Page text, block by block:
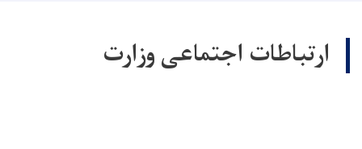
ارتباطات اجتماعی وزارت